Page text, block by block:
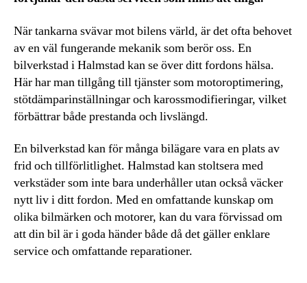
När tankarna svävar mot bilens värld, är det ofta behovet
av en väl fungerande mekanik som berör oss. En
bilverkstad i Halmstad kan se över ditt fordons hälsa.
Här har man tillgång till tjänster som motoroptimering,
stötdämparinställningar och karossmodifieringar, vilket
förbättrar både prestanda och livslängd.
En bilverkstad kan för många bilägare vara en plats av
frid och tillförlitlighet. Halmstad kan stoltsera med
verkstäder som inte bara underhåller utan också väcker
nytt liv i ditt fordon. Med en omfattande kunskap om
olika bilmärken och motorer, kan du vara förvissad om
att din bil är i goda händer både då det gäller enklare
service och omfattande reparationer.